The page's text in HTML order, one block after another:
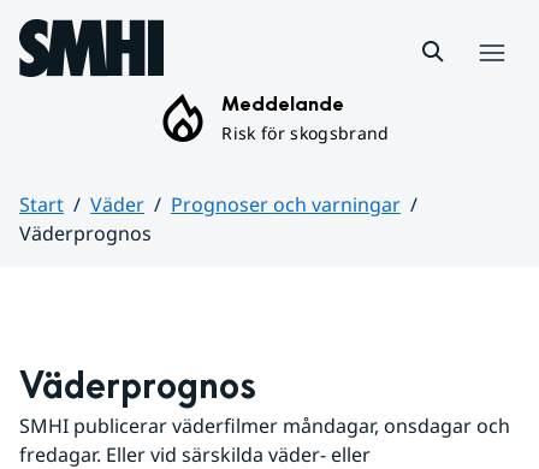
Hoppa till sidans innehåll
Meddelande
Risk för skogsbrand
Start Väder
Prognoser och varningar
Väderprognos
Väderprognos
SMHI publicerar väderfilmer måndagar, onsdagar och
fredagar. Eller vid särskilda väder- eller